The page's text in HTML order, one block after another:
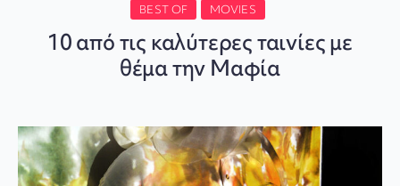
BEST OF MOVIES
10 από τις καλύτερες ταινίες με
θέμα την Μαφία